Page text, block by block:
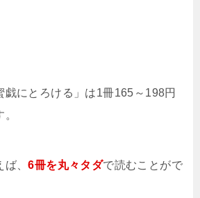
戯にとろける」は1冊165～198円
ば、6冊を丸々タダで読むことがで